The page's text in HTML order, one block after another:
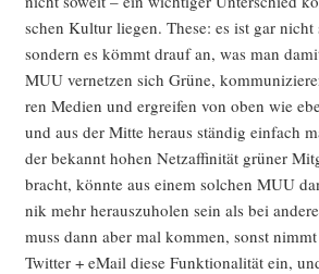
schen Kul­tur lie­gen. The­se: es ist gar
son­dern es kömmt drauf an, was man
MUU ver­net­zen sich Grü­ne,
ren Medi­en und ergrei­fen von oben wie
und aus der Mit­te her­aus stän­dig ein­fach
der bekannt hohen Netz­af­fi­ni­tät grü­ner
bracht, könn­te aus einem sol­chen MUU
nik mehr her­aus­zu­ho­len sein als bei
muss dann aber mal kom­men, sonst
Twit­ter + eMail die­se Funk­tio­na­li­tät ein,